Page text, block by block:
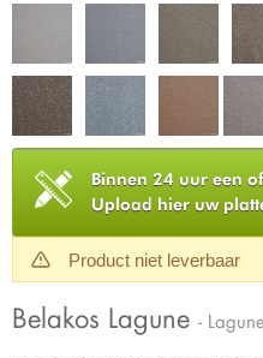
Binnen 24 uur een
Upload hier uw
Product niet leverbaar
Belakos Lagune -